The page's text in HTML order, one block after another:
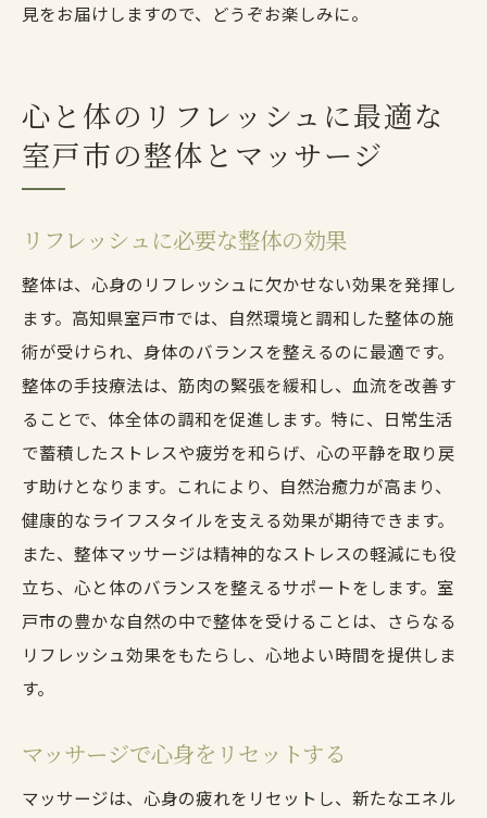
見をお届けしますので、どうぞお楽しみに。
心と体のリフレッシュに最適な
室戸市の整体とマッサージ
リフレッシュに必要な整体の効果
整体は、心身のリフレッシュに欠かせない効果を発揮し
ます。高知県室戸市では、自然環境と調和した整体の施
術が受けられ、身体のバランスを整えるのに最適です。
整体の手技療法は、筋肉の緊張を緩和し、血流を改善す
ることで、体全体の調和を促進します。特に、日常生活
で蓄積したストレスや疲労を和らげ、心の平静を取り戻
す助けとなります。これにより、自然治癒力が高まり、
健康的なライフスタイルを支える効果が期待できます。
また、整体マッサージは精神的なストレスの軽減にも役
立ち、心と体のバランスを整えるサポートをします。室
戸市の豊かな自然の中で整体を受けることは、さらなる
リフレッシュ効果をもたらし、心地よい時間を提供しま
す。
マッサージで心身をリセットする
マッサージは、心身の疲れをリセットし、新たなエネル